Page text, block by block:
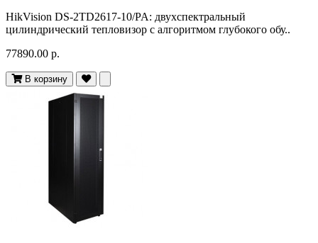
HikVision DS-2TD2617-10/PA: двухспектральный
цилиндрический тепловизор с алгоритмом глубокого обу..
77890.00 р.
В корзину